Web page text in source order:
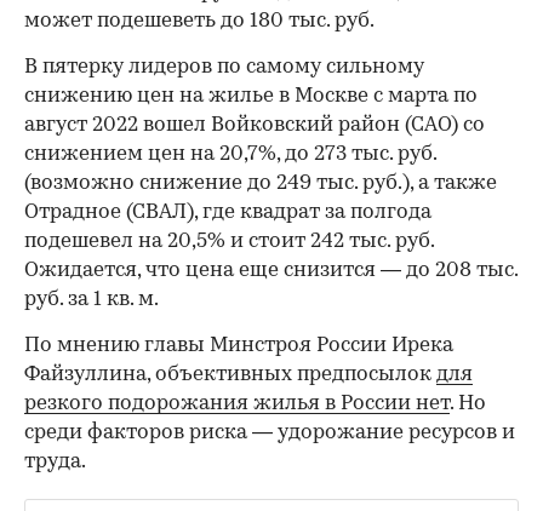
может подешеветь до 180 тыс. руб.
В пятерку лидеров по самому сильному
снижению цен на жилье в Москве с марта по
август 2022 вошел Войковский район (САО) со
снижением цен на 20,7%, до 273 тыс. руб.
(возможно снижение до 249 тыс. руб.), а также
Отрадное (СВАЛ), где квадрат за полгода
подешевел на 20,5% и стоит 242 тыс. руб.
Ожидается, что цена еще снизится — до 208 тыс.
руб. за 1 кв. м.
По мнению главы Минстроя России Ирека
Файзуллина, объективных предпосылок для
резкого подорожания жилья в России нет. Но
среди факторов риска — удорожание ресурсов и
труда.